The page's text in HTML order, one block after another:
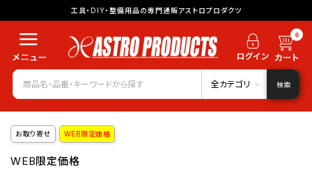
工具・DIY・整備用品の専門通販アストロプロダクツ
0
全カテゴリ 検索
お取り寄せ WEB限定価格
WEB限定価格